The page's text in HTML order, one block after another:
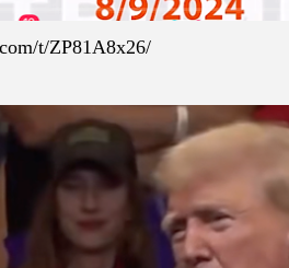
t/ZP81A8x26/